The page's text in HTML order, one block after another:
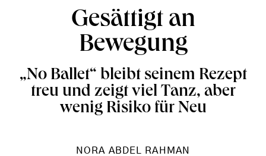
Gesättigt an
Bewegung
„No Ballet“ bleibt seinem Rezept
treu und zeigt viel Tanz, aber
wenig Risiko für Neu
NORA ABDEL RAHMAN